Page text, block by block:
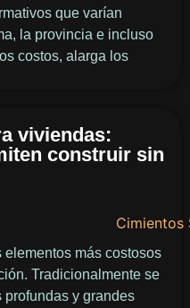
que varían
la provincia e incluso
costos, alarga los
viviendas:
construir sin
elementos más costosos
Tradicionalmente se
profundas y grandes